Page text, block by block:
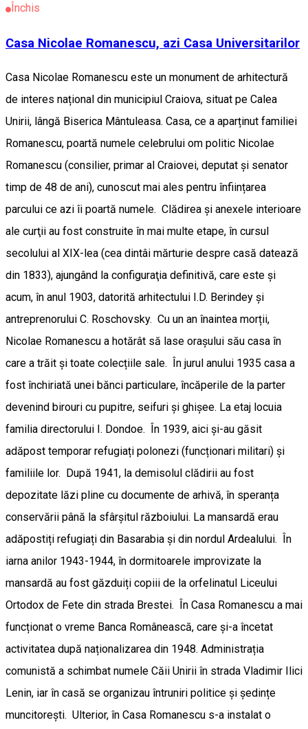
Închis
Casa Nicolae Romanescu, azi Casa Universitarilor
Casa Nicolae Romanescu este un monument de arhitectură
de interes național din municipiul Craiova, situat pe Calea
Unirii, lângă Biserica Mântuleasa. Casa, ce a aparținut familiei
Romanescu, poartă numele celebrului om politic Nicolae
Romanescu (consilier, primar al Craiovei, deputat și senator
timp de 48 de ani), cunoscut mai ales pentru înființarea
parcului ce azi îi poartă numele. Clădirea şi anexele interioare
ale curţii au fost construite în mai multe etape, în cursul
secolului al XIX-lea (cea dintâi mărturie despre casă datează
din 1833), ajungând la configuraţia definitivă, care este şi
acum, în anul 1903, datorită arhitectului I.D. Berindey şi
antreprenorului C. Roschovsky. Cu un an înaintea morții,
Nicolae Romanescu a hotărât să lase orașului său casa în
care a trăit și toate colecțiile sale. În jurul anului 1935 casa a
fost închiriată unei bănci particulare, încăperile de la parter
devenind birouri cu pupitre, seifuri și ghișee. La etaj locuia
familia directorului I. Dondoe. În 1939, aici și-au găsit
adăpost temporar refugiați polonezi (funcționari militari) și
familiile lor. După 1941, la demisolul clădirii au fost
depozitate lăzi pline cu documente de arhivă, în speranța
conservării până la sfârșitul războiului. La mansardă erau
adăpostiți refugiați din Basarabia și din nordul Ardealului. În
iarna anilor 1943-1944, în dormitoarele improvizate la
mansardă au fost găzduiți copiii de la orfelinatul Liceului
Ortodox de Fete din strada Brestei. În Casa Romanescu a mai
funcționat o vreme Banca Românească, care și-a încetat
activitatea după naționalizarea din 1948. Administrația
comunistă a schimbat numele Căii Unirii în strada Vladimir Ilici
Lenin, iar în casă se organizau întruniri politice și ședințe
muncitorești. Ulterior, în Casa Romanescu s-a instalat o